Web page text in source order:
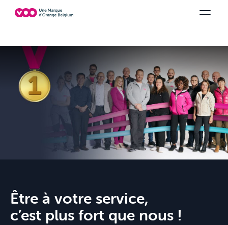
Être à votre service,
c’est plus fort que nous !